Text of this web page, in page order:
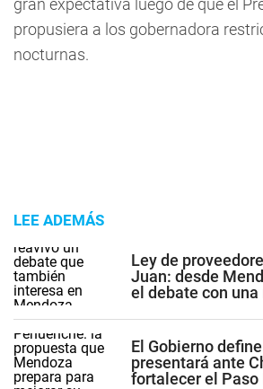
gran expectativa luego de que el
propusiera a los gobernadora
nocturnas.
LEE ADEMÁS
Ley de
Juan: desde
el debate con
El Gobierno
presentará ante
fortalecer el Paso